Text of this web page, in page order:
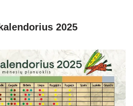
2025